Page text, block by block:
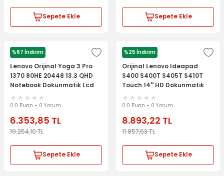
Sepete Ekle Sepete Ekle
%67 İndirim
LENOVO
Lenovo Orijinal Yoga 3 Pro
1370 80HE 20448 13.3 QHD
Notebook Dokunmatik Lcd
Ekran Panel
0.0 Puan - 0 Yorum
6.353,85 TL
19.254,10TL
Sepete Ekle
%25 İndirim
LENOVO
Orijinal Lenovo Ideapad
S400 S400T S405T S410T
Touch 14'' HD Dokunmatik
Lcd Ekran Panel Kit
AP0SB000D10
0.0 Puan - 0 Yorum
8.893,22 TL
11.857,63TL
Sepete Ekle